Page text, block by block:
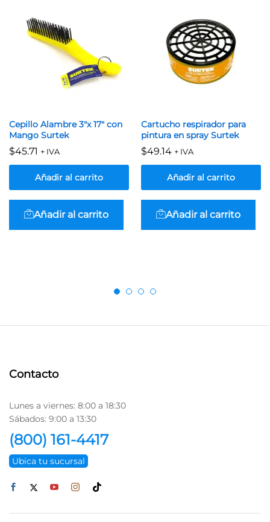
Cepillo Alambre 3″x 17″ con
Mango Surtek
$45.71 + IVA
Añadir al carrito
Añadir al carrito
Cartucho respirador para
pintura en spray Surtek
$49.14 + IVA
Añadir al carrito
Añadir al carrito
Contacto
Lunes a viernes: 8:00 a 18:30
Sábados: 9:00 a 13:30
(800) 161-4417
Ubica tu sucursal